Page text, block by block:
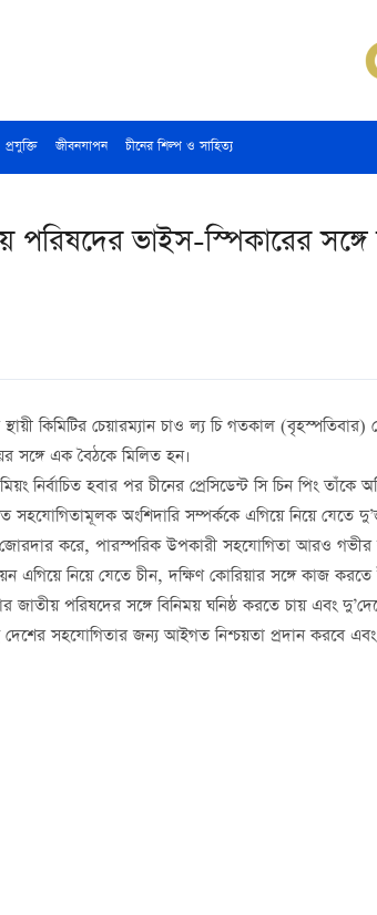
প্রযুক্তি জীবনযাপন চীনের শিল্প ও সাহিত্য
পরিষদের ভাইস-স্পিকারের সঙ্গে
কিমিটির চেয়ারম্যান চাও ল্য চি গতকাল
সঙ্গে এক বৈঠকে মিলিত হন।
নির্বাচিত হবার পর চীনের প্রেসিডেন্ট সি চিন পিং
সহযোগিতামূলক অংশিদারি সম্পর্ককে এগিয়ে নিয়ে যেতে
করে, পারস্পরিক উপকারী সহযোগিতা আরও গভীর
এগিয়ে নিয়ে যেতে চীন, দক্ষিণ কোরিয়ার সঙ্গে কাজ
জাতীয় পরিষদের সঙ্গে বিনিময় ঘনিষ্ঠ করতে চায় এবং
সহযোগিতার জন্য আইগত নিশ্চয়তা প্রদান করবে এবং